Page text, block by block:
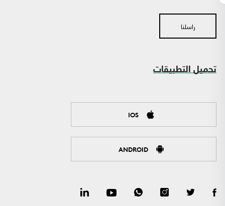
راسلنا
تحميل التطبيقات
IOS
ANDROID